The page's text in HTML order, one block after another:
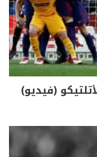
(فيديو)